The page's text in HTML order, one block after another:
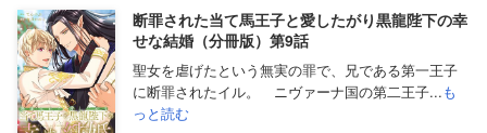
断罪された当て馬王子と愛したがり黒龍陛下の幸
せな結婚（分冊版）第9話
聖女を虐げたという無実の罪で、兄である第一王子
に断罪されたイル。 ニヴァーナ国の第二王子...も
っと読む